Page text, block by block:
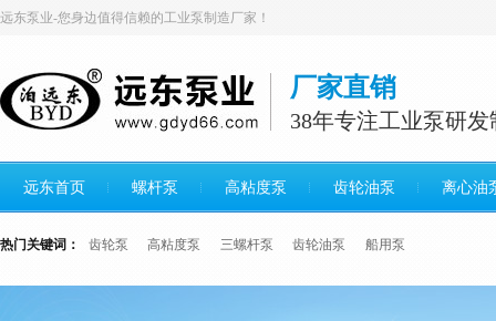
远东泵业-您身边值得信赖的工业泵制造厂家！
厂家直销
38年专注工业泵研发
远东首页 螺杆泵 高粘度泵 齿轮油泵 离心油
热门关键词： 齿轮泵 高粘度泵 三螺杆泵 齿轮油泵 船用泵